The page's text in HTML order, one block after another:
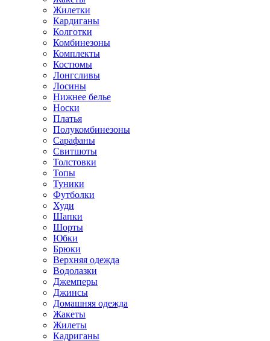
Жилетки
Кардиганы
Колготки
Комбинезоны
Комплекты
Костюмы
Лонгсливы
Лосины
Нижнее белье
Носки
Платья
Полукомбинезоны
Сарафаны
Свитшоты
Толстовки
Топы
Туники
Футболки
Худи
Шапки
Шорты
Юбки
Брюки
Верхняя одежда
Водолазки
Джемперы
Джинсы
Домашняя одежда
Жакеты
Жилеты
Кадриганы